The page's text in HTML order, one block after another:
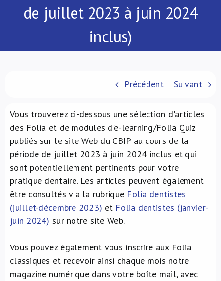
Contact
de juillet 2023 à juin 2024
inclus)
Précédent Suivant
Vous trouverez ci-dessous une sélection d'articles
des Folia et de modules d'e-learning/Folia Quiz
publiés sur le site Web du CBIP au cours de la
période de juillet 2023 à juin 2024 inclus et qui
sont potentiellement pertinents pour votre
pratique dentaire. Les articles peuvent également
être consultés via la rubrique Folia dentistes
(juillet-décembre 2023) et Folia dentistes (janvier-
juin 2024) sur notre site Web.
Vous pouvez également vous inscrire aux Folia
classiques et recevoir ainsi chaque mois notre
magazine numérique dans votre boîte mail, avec